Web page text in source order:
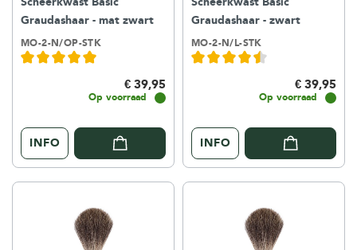
Graudashaar - mat zwart
MO-2-N/OP-STK
€ 39,95
Op voorraad
INFO
Graudashaar - zwart
MO-2-N/L-STK
€ 39,95
Op voorraad
INFO